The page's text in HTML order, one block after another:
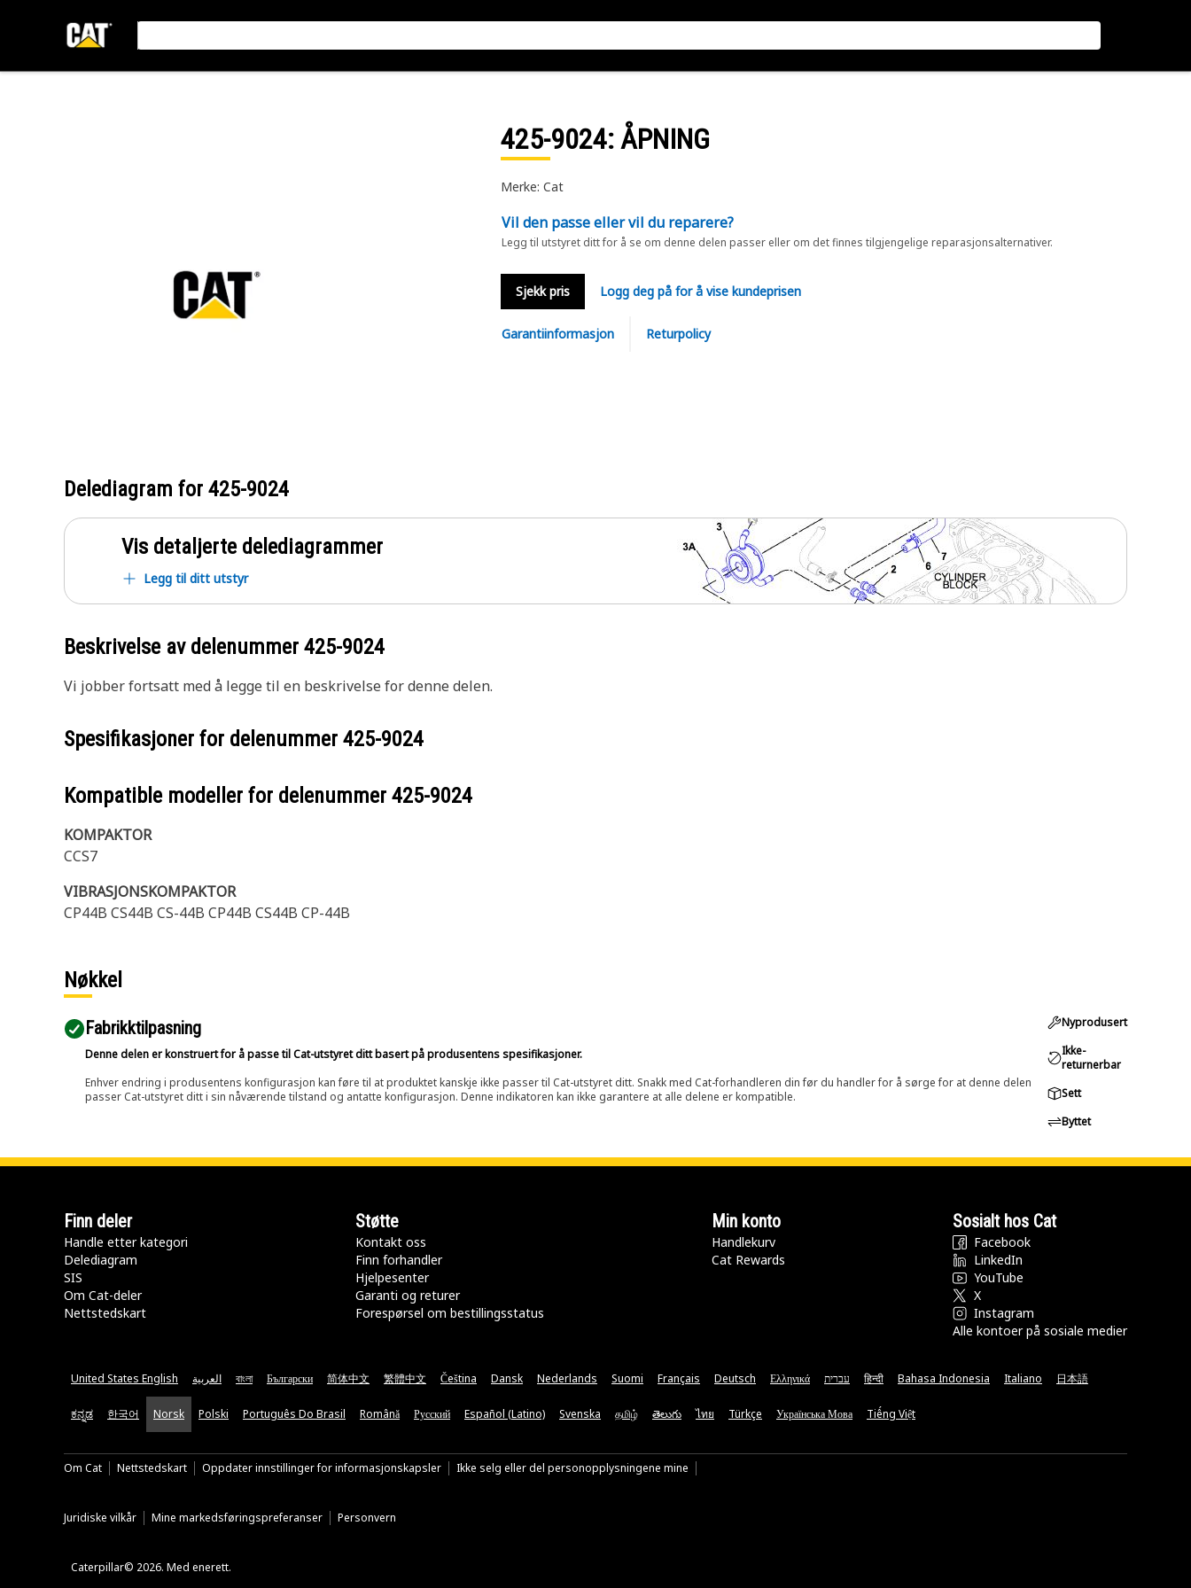
425-9024: ÅPNING
Merke: Cat
Vil den passe eller vil du reparere?
Legg til utstyret ditt for å se om denne delen passer eller om det finnes tilgjengelige reparasjonsalternativer.
Sjekk pris Logg deg på for å vise kundeprisen
Garantiinformasjon Returpolicy
Delediagram for 425-9024
Vis detaljerte delediagrammer
Legg til ditt utstyr
Beskrivelse av delenummer 425-9024
Vi jobber fortsatt med å legge til en beskrivelse for denne delen.
Spesifikasjoner for delenummer 425-9024
Kompatible modeller for delenummer 425-9024
KOMPAKTOR
CCS7
VIBRASJONSKOMPAKTOR
CP44B CS44B CS-44B CP44B CS44B CP-44B
Nøkkel
Fabrikktilpasning
Denne delen er konstruert for å passe til Cat-utstyret ditt basert på produsentens spesifikasjoner.
Enhver endring i produsentens konfigurasjon kan føre til at produktet kanskje ikke passer til Cat-utstyret ditt. Snakk med Cat-forhandleren din før du handler for å sørge for at denne delen
passer Cat-utstyret ditt i sin nåværende tilstand og antatte konfigurasjon. Denne indikatoren kan ikke garantere at alle delene er kompatible.
Nyprodusert
Ikke-
returnerbar
Sett
Byttet
Finn deler
Handle etter kategori
Delediagram
SIS
Om Cat-deler
Nettstedskart
Støtte
Kontakt oss
Finn forhandler
Hjelpesenter
Garanti og returer
Forespørsel om bestillingsstatus
Min konto
Handlekurv
Cat Rewards
Sosialt hos Cat
Facebook
LinkedIn
YouTube
X
Instagram
Alle kontoer på sosiale medier
United States English العربية বাংলা Български 简体中文 繁體中文 Čeština Dansk Nederlands Suomi Français Deutsch Ελληνικά עברית हिन्दी Bahasa Indonesia Italiano 日本語
ಕನ್ನಡ 한국어 Norsk Polski Português Do Brasil Română Русский Español (Latino) Svenska தமிழ் తెలుగు ไทย Türkçe Українська Мова Tiếng Việt
Om Cat Nettstedskart Oppdater innstillinger for informasjonskapsler Ikke selg eller del personopplysningene mine
Juridiske vilkår Mine markedsføringspreferanser Personvern
Caterpillar© 2026. Med enerett.